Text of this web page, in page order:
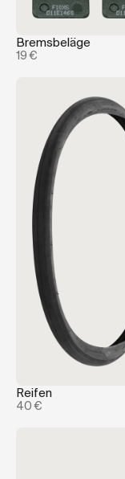
Bremsbeläge
19 €
Reifen
40 €